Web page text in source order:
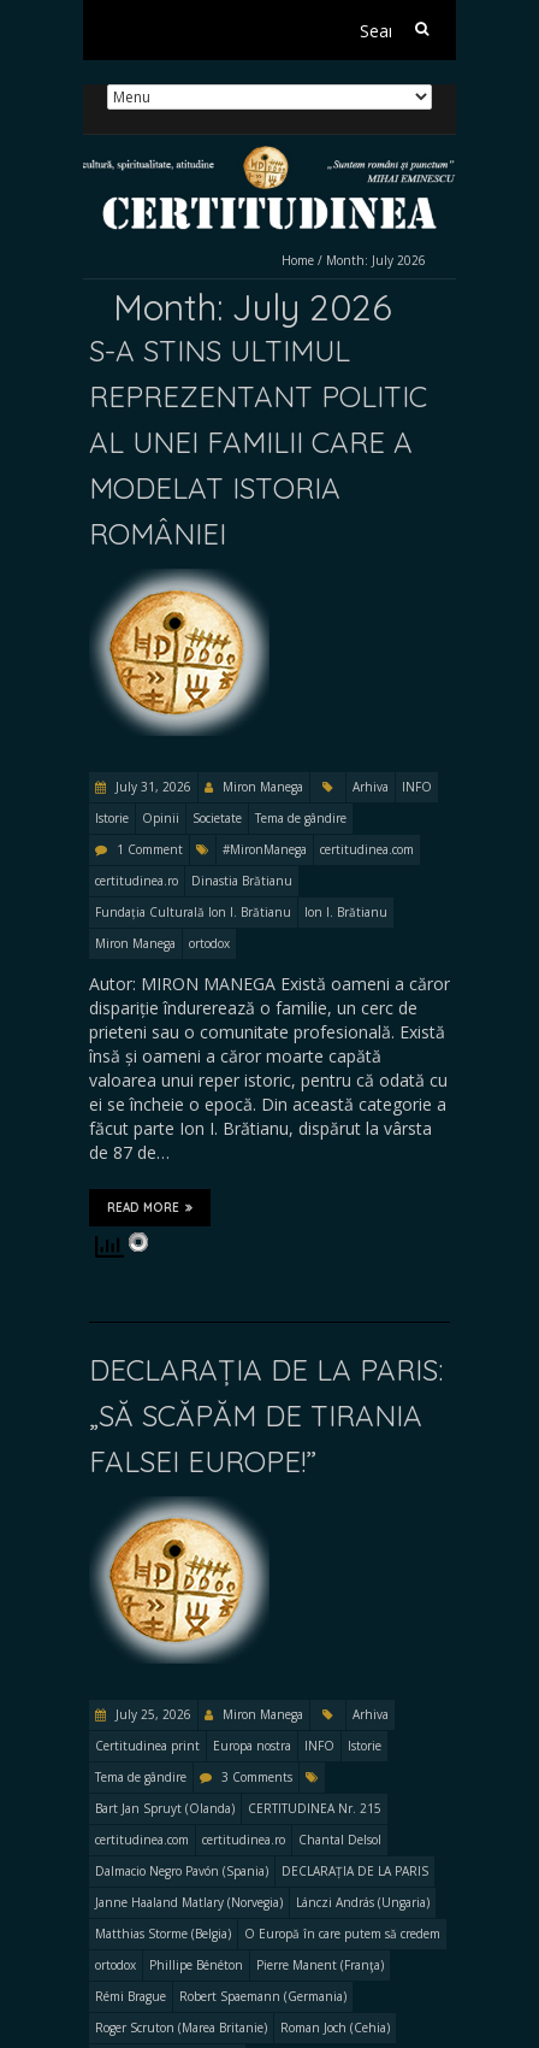
Search
Home / Month: July 2026
Month: July 2026
S-A STINS ULTIMUL
REPREZENTANT POLITIC
AL UNEI FAMILII CARE A
MODELAT ISTORIA
ROMÂNIEI
July 31, 2026 Miron Manega Arhiva
INFO
Istorie
Opinii Societate
Tema de gândire
1 Comment
#MironManega
certitudinea.com
certitudinea.ro
Dinastia Brătianu
Fundația Culturală Ion I. Brătianu
Ion I. Brătianu
Miron Manega
ortodox
Autor: MIRON MANEGA Există oameni a căror
dispariție îndurerează o familie, un cerc de
prieteni sau o comunitate profesională. Există
însă și oameni a căror moarte capătă
valoarea unui reper istoric, pentru că odată cu
ei se încheie o epocă. Din această categorie a
făcut parte Ion I. Brătianu, dispărut la vârsta
de 87 de…
READ MORE
DECLARAȚIA DE LA PARIS:
„SĂ SCĂPĂM DE TIRANIA
FALSEI EUROPE!”
July 25, 2026 Miron Manega
Arhiva
Certitudinea print
Europa nostra INFO
Istorie
Tema de gândire
3 Comments
Bart Jan Spruyt (Olanda)
CERTITUDINEA Nr. 215
certitudinea.com
certitudinea.ro
Chantal Delsol
Dalmacio Negro Pavón (Spania)
DECLARAȚIA DE LA PARIS
Janne Haaland Matlary (Norvegia)
Lánczi András (Ungaria)
Matthias Storme (Belgia)
O Europă în care putem să credem
ortodox
Phillipe Bénéton
Pierre Manent (Franţa)
Rémi Brague
Robert Spaemann (Germania)
Roger Scruton (Marea Britanie)
Roman Joch (Cehia)